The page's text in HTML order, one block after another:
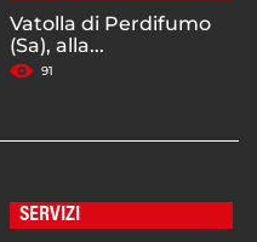
Vatolla di Perdifumo
(Sa), alla...
91
SERVIZI